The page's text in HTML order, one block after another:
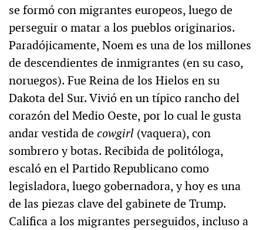
se formó con migrantes europeos, luego de
perseguir o matar a los pueblos originarios.
Paradójicamente, Noem es una de los millones
de descendientes de inmigrantes (en su caso,
noruegos). Fue Reina de los Hielos en su
Dakota del Sur. Vivió en un típico rancho del
corazón del Medio Oeste, por lo cual le gusta
andar vestida decowgirl (vaquera), con
sombrero y botas. Recibida de politóloga,
escaló en el Partido Republicano como
legisladora, luego gobernadora, y hoy es una
de las piezas clave del gabinete de Trump.
Califica a los migrantes perseguidos, incluso a